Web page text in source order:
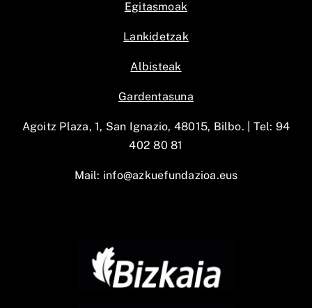
Egitasmoak
Lankidetzak
Albisteak
Gardentasuna
Agoitz Plaza, 1, San Ignazio, 48015, Bilbo. | Tel: 94
402 80 81
Mail: info@azkuefundazioa.eus